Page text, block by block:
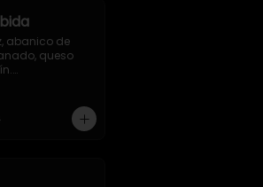
abanico de
queso